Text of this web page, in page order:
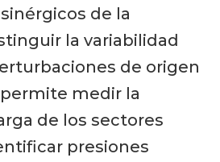
de la
la variabilidad
de origen
medir la
de los sectores
presiones